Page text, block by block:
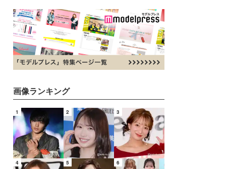
画像ランキング
1 2 3
4 5 6